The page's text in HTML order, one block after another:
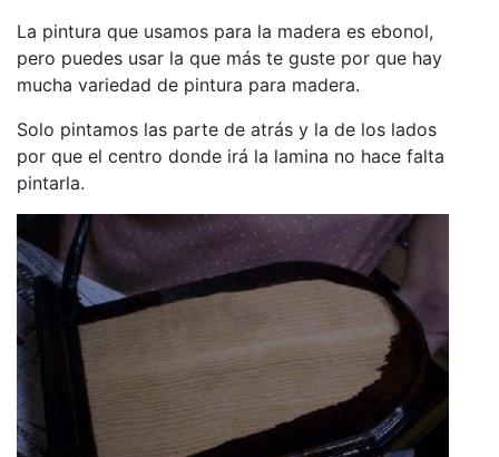
La pintura que usamos para la madera es ebonol,
pero puedes usar la que más te guste por que hay
mucha variedad de pintura para madera.
Solo pintamos las parte de atrás y la de los lados
por que el centro donde irá la lamina no hace falta
pintarla.